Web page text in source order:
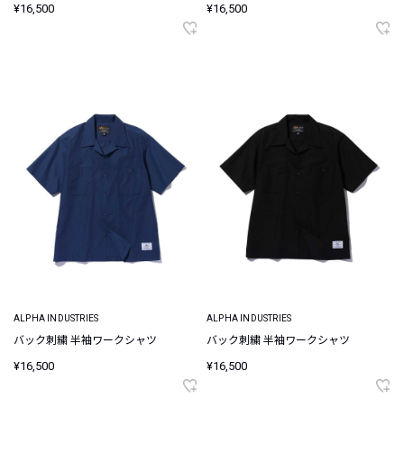
¥16,500 ¥16,500
ALPHA INDUSTRIES
バック刺繍 半袖ワークシャツ
¥16,500
ALPHA INDUSTRIES
バック刺繍 半袖ワークシャツ
¥16,500